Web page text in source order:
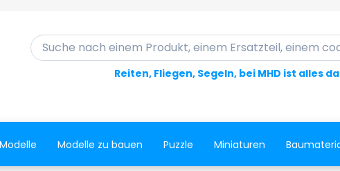
Suche nach einem Produkt, einem Ersatzteil, einem
Reiten, Fliegen, Segeln, bei MHD ist alles
Modelle zu bauen Puzzle Miniaturen